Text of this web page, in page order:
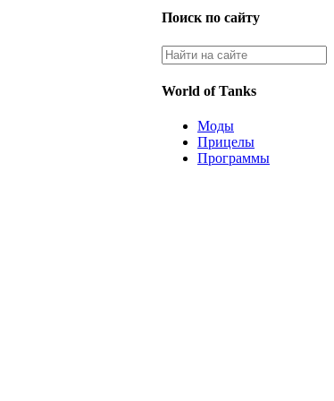
Поиск по сайту
World of Tanks
Моды
Прицелы
Программы